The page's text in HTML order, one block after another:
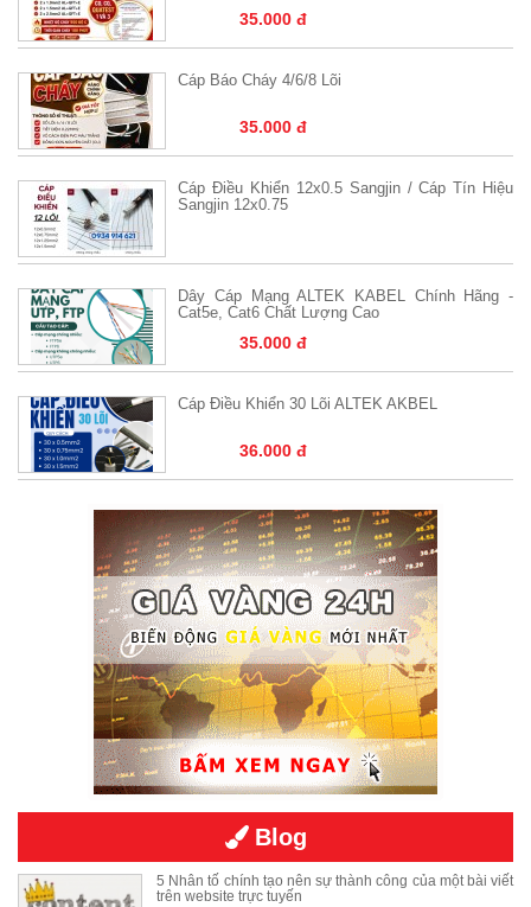
35.000 đ
Cáp Báo Cháy 4/6/8 Lõi
35.000 đ
Cáp Điều Khiển 12x0.5 Sangjin / Cáp Tín Hiệu
Sangjin 12x0.75
Dây Cáp Mạng ALTEK KABEL Chính Hãng -
Cat5e, Cat6 Chất Lượng Cao
35.000 đ
Cáp Điều Khiển 30 Lõi ALTEK AKBEL
36.000 đ
Blog
5 Nhân tố chính tạo nên sự thành công của một bài viết
trên website trực tuyến